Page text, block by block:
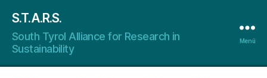
S.T.A.R.S.
South Tyrol Alliance for Research in
Sustainability
Menü